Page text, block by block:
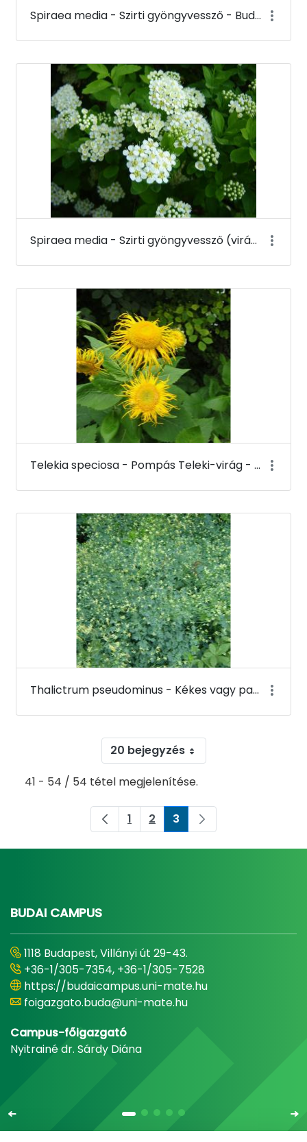
Spiraea media - Szirti gyöngyvessző - Budai Arborétum
Spiraea media - Szirti gyöngyvessző (virága) - Budai Arborétum
Telekia speciosa - Pompás Teleki-virág - Budai Arborétum
Thalictrum pseudominus - Kékes vagy pannon borkóró - Budai Arborétum
20 bejegyzés
41 - 54 / 54 tétel megjelenítése.
Oldal
1 Oldal
2 Oldal
3
BUDAI CAMPUS
1118 Budapest, Villányi út 29-43.
+36-1/305-7354, +36-1/305-7528
https://budaicampus.uni-mate.hu
foigazgato.buda@uni-mate.hu
Campus-főigazgató
Nyitrainé dr. Sárdy Diána